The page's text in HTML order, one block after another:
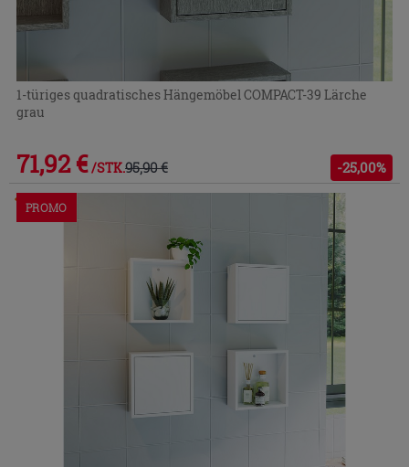
1-türiges quadratisches Hängemöbel COMPACT-39 Lärche
grau
71,92 € /STK.95,90 € -25,00%
Im Geschäft oder über den Kundenservice bestellbar
PROMO